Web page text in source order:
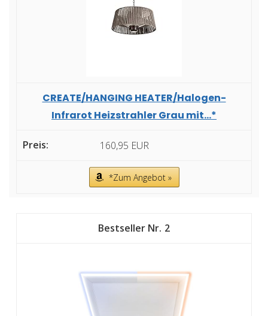
CREATE/HANGING HEATER/Halogen-
Infrarot Heizstrahler Grau mit...*
160,95 EUR
*Zum Angebot »
2